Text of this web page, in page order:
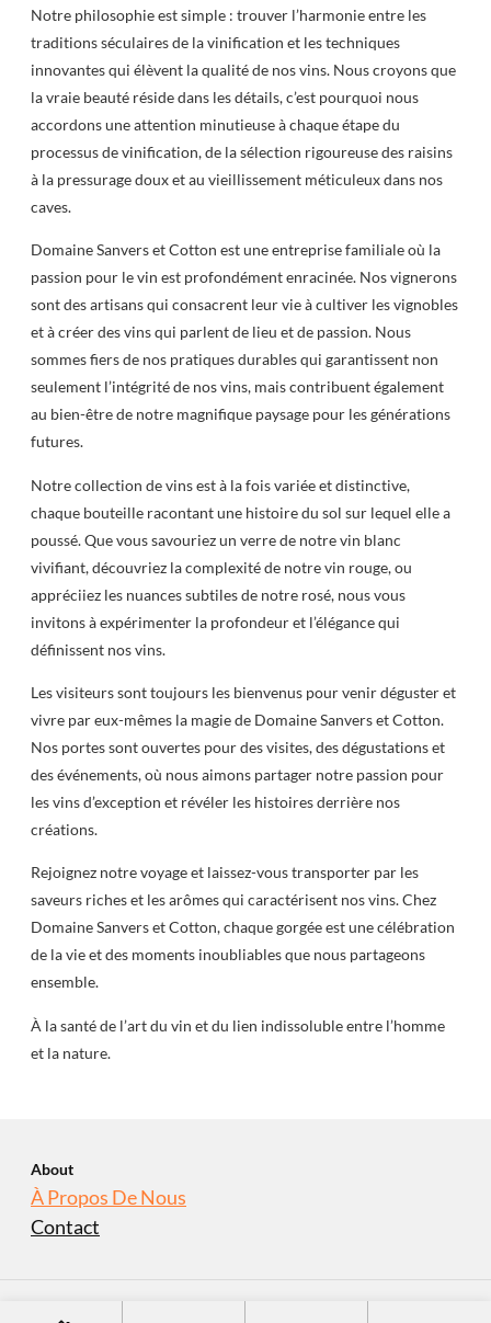
Notre philosophie est simple : trouver l’harmonie entre les
traditions séculaires de la vinification et les techniques
innovantes qui élèvent la qualité de nos vins. Nous croyons que
la vraie beauté réside dans les détails, c’est pourquoi nous
accordons une attention minutieuse à chaque étape du
processus de vinification, de la sélection rigoureuse des raisins
à la pressurage doux et au vieillissement méticuleux dans nos
caves.
Domaine Sanvers et Cotton est une entreprise familiale où la
passion pour le vin est profondément enracinée. Nos vignerons
sont des artisans qui consacrent leur vie à cultiver les vignobles
et à créer des vins qui parlent de lieu et de passion. Nous
sommes fiers de nos pratiques durables qui garantissent non
seulement l’intégrité de nos vins, mais contribuent également
au bien-être de notre magnifique paysage pour les générations
futures.
Notre collection de vins est à la fois variée et distinctive,
chaque bouteille racontant une histoire du sol sur lequel elle a
poussé. Que vous savouriez un verre de notre vin blanc
vivifiant, découvriez la complexité de notre vin rouge, ou
appréciiez les nuances subtiles de notre rosé, nous vous
invitons à expérimenter la profondeur et l’élégance qui
définissent nos vins.
Les visiteurs sont toujours les bienvenus pour venir déguster et
vivre par eux-mêmes la magie de Domaine Sanvers et Cotton.
Nos portes sont ouvertes pour des visites, des dégustations et
des événements, où nous aimons partager notre passion pour
les vins d’exception et révéler les histoires derrière nos
créations.
Rejoignez notre voyage et laissez-vous transporter par les
saveurs riches et les arômes qui caractérisent nos vins. Chez
Domaine Sanvers et Cotton, chaque gorgée est une célébration
de la vie et des moments inoubliables que nous partageons
ensemble.
À la santé de l’art du vin et du lien indissoluble entre l’homme
et la nature.
About
À Propos De Nous
Contact
Copyright © 2023